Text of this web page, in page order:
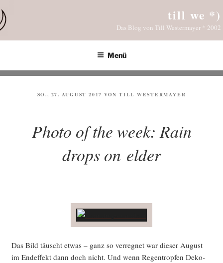
Inhalt
springen
till we *)
Das Blog von Till Westermayer * 2002
Menü
VERÖFFENTLICHT
SO., 27. AUGUST 2017 VON TILL WESTERMAYER
Photo of the week: Rain
drops on elder
Das Bild täuscht etwas – ganz so ver­reg­net war die­ser August
im End­ef­fekt dann doch nicht. Und wenn Regen­trop­fen Deko-